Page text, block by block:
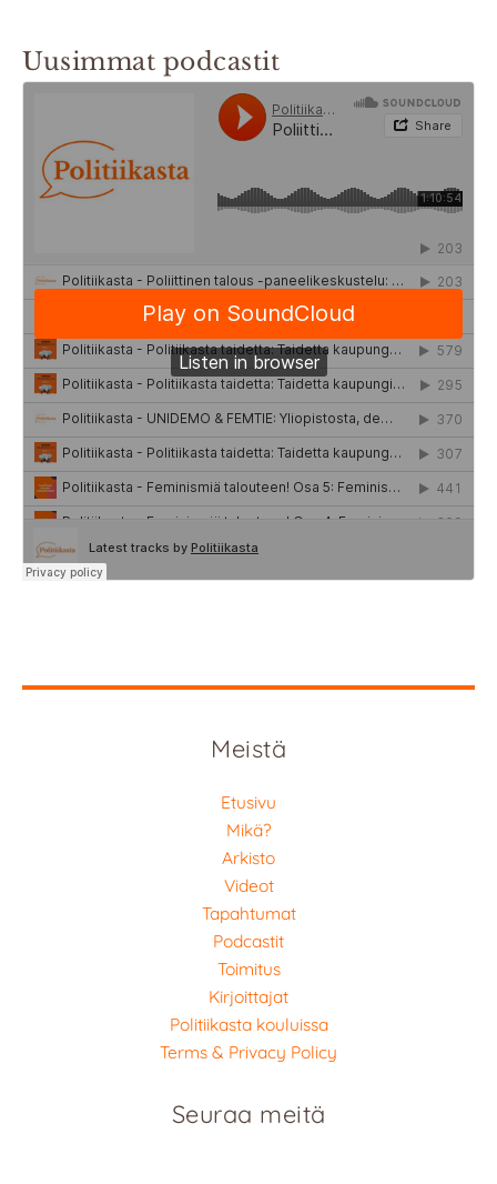
Uusimmat podcastit
Meistä
Etusivu
Mikä?
Arkisto
Videot
Tapahtumat
Podcastit
Toimitus
Kirjoittajat
Politiikasta kouluissa
Terms & Privacy Policy
Seuraa meitä